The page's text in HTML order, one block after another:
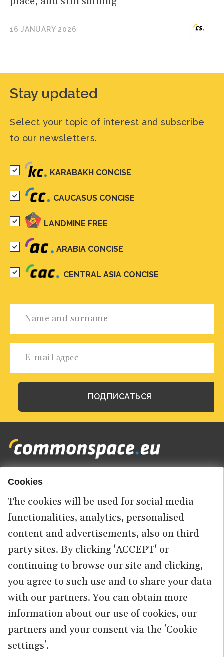
16 JANUARY 2026
Stay updated
Select your topic of interest and subscribe
to our newsletters.
KARABAKH CONCISE
CAUCASUS CONCISE
LANDMINE FREE
ARABIA CONCISE
CENTRAL ASIA CONCISE
Footer
menu
HOME
ABOUT US
КОНТАКТ
© 2026 commonspace.eu. All Rights Reserved.
PRIVACY TERMS OF USE
Cookies
The cookies will be used for social media
functionalities, analytics, personalised
content and advertisements, also on third-
party sites. By clicking 'ACCEPT' or
continuing to browse our site and clicking,
you agree to such use and to share your data
with our partners. You can obtain more
information about our use of cookies, our
partners and your consent via the 'Cookie
settings'.